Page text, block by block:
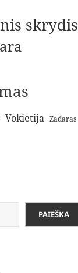
skrydis
Vokietija Zadaras
PAIEŠKA